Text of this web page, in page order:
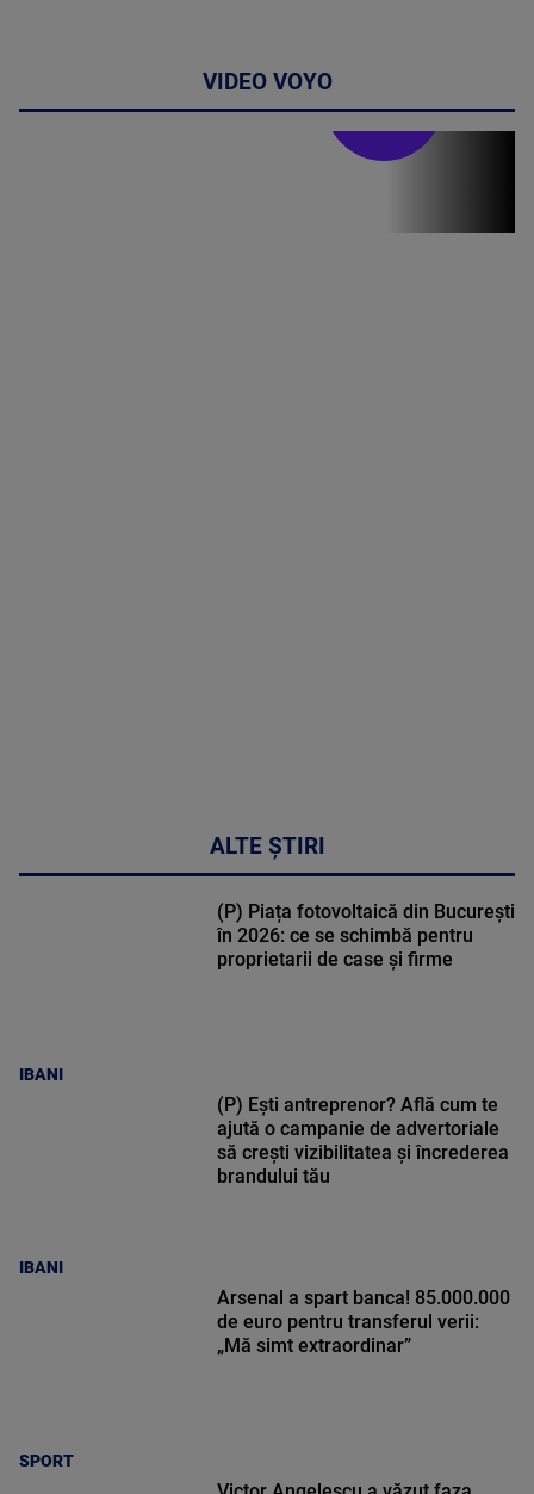
VIDEO VOYO
ALTE ȘTIRI
IBANI
(P) Piața fotovoltaică din București
în 2026: ce se schimbă pentru
proprietarii de case și firme
IBANI
(P) Ești antreprenor? Află cum te
ajută o campanie de advertoriale
să crești vizibilitatea și încrederea
brandului tău
SPORT
Arsenal a spart banca! 85.000.000
de euro pentru transferul verii:
„Mă simt extraordinar”